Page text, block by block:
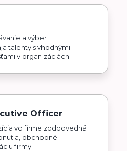
a výber
talenty s vhodnými
v organizáciách.
Officer
vo firme zodpovedná
obchodné
firmy.